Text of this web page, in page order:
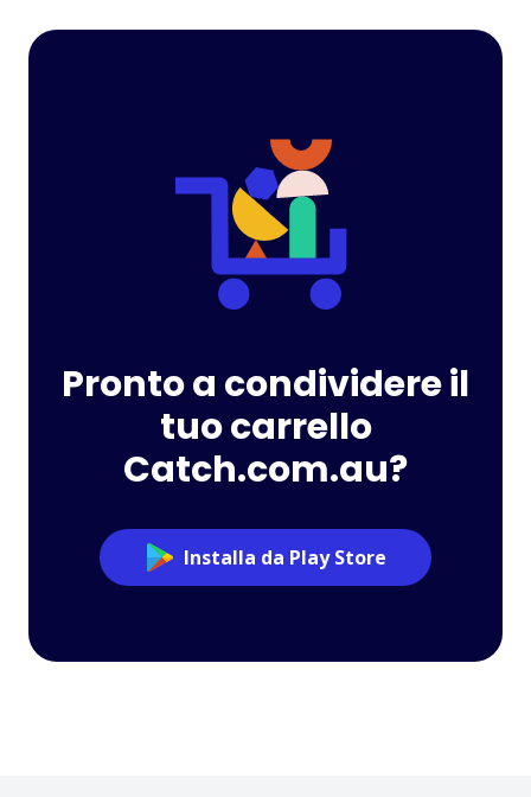
Pronto a condividere il
tuo carrello
Catch.com.au?
Installa da Play Store